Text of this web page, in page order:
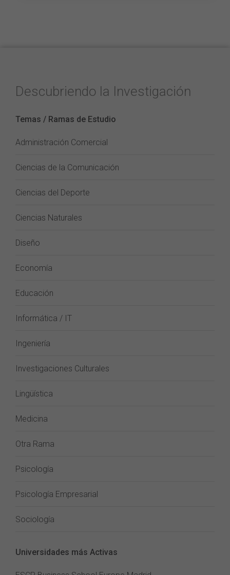
Descubriendo la Investigación
Temas / Ramas de Estudio
Administración Comercial
Ciencias de la Comunicación
Ciencias del Deporte
Ciencias Naturales
Diseño
Economía
Educación
Informática / IT
Ingeniería
Investigaciones Culturales
Lingüística
Medicina
Otra Rama
Psicología
Psicología Empresarial
Sociología
Universidades más Activas